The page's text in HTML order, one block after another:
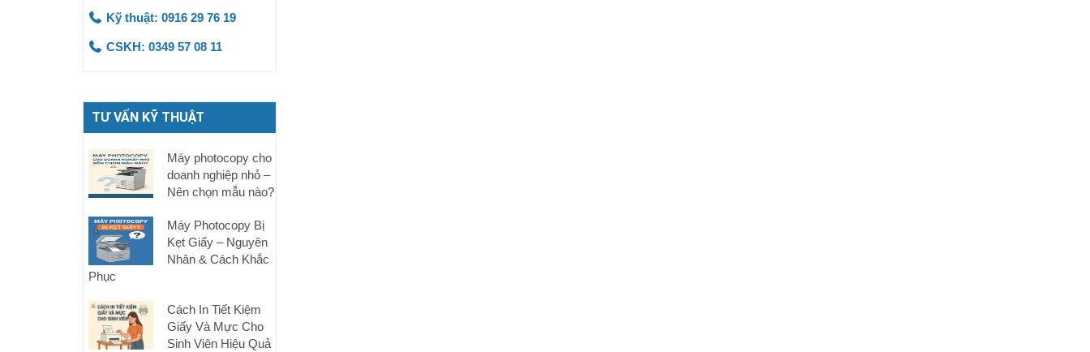
Kỹ thuật: 0916 29 76 19
CSKH: 0349 57 08 11
TƯ VẤN KỸ THUẬT
Máy photocopy cho
doanh nghiệp nhỏ –
Nên chọn mẫu nào?
Máy Photocopy Bị
Kẹt Giấy – Nguyên
Nhân & Cách Khắc
Phục
Cách In Tiết Kiệm
Giấy Và Mực Cho
Sinh Viên Hiệu Quả